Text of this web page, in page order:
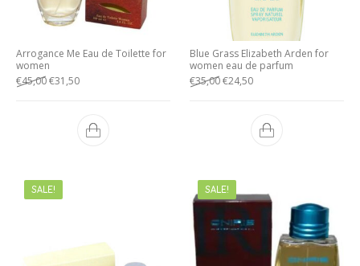
Arrogance Me Eau de Toilette for
women
€45,00€31,50
Blue Grass Elizabeth Arden for
women eau de parfum
€35,00€24,50
SALE! SALE!